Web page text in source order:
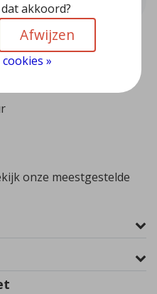
onze meestgestelde
akkoord?
Afwijzen
»